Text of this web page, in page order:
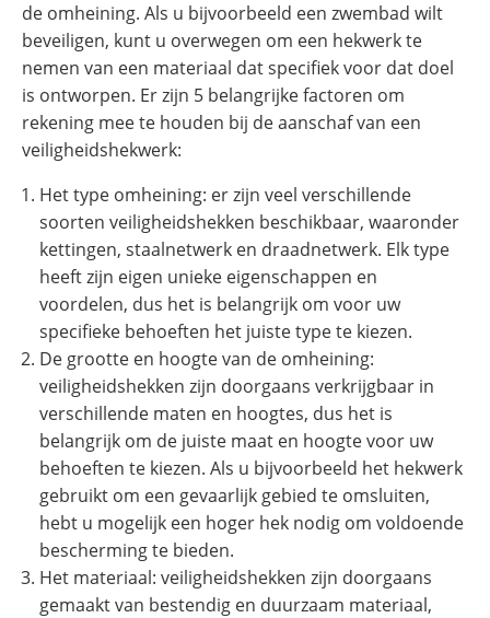
de omheining. Als u bijvoorbeeld een zwembad wilt
beveiligen, kunt u overwegen om een hekwerk te
nemen van een materiaal dat specifiek voor dat doel
is ontworpen. Er zijn 5 belangrijke factoren om
rekening mee te houden bij de aanschaf van een
veiligheidshekwerk:
Het type omheining: er zijn veel verschillende
soorten veiligheidshekken beschikbaar, waaronder
kettingen, staalnetwerk en draadnetwerk. Elk type
heeft zijn eigen unieke eigenschappen en
voordelen, dus het is belangrijk om voor uw
specifieke behoeften het juiste type te kiezen.
De grootte en hoogte van de omheining:
veiligheidshekken zijn doorgaans verkrijgbaar in
verschillende maten en hoogtes, dus het is
belangrijk om de juiste maat en hoogte voor uw
behoeften te kiezen. Als u bijvoorbeeld het hekwerk
gebruikt om een gevaarlijk gebied te omsluiten,
hebt u mogelijk een hoger hek nodig om voldoende
bescherming te bieden.
Het materiaal: veiligheidshekken zijn doorgaans
gemaakt van bestendig en duurzaam materiaal,